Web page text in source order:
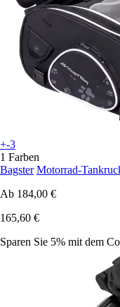
+-3
1 Farben
Bagster Motorrad-
Ab 184,00 €
165,60 €
Sparen Sie 5% mit dem